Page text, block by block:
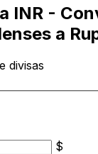
INR -
a
divisas
$